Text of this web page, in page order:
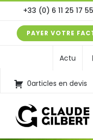
contenu
+33 (0) 6 11 25 17 55
PAYER VOTRE
Actu
0articles en devis